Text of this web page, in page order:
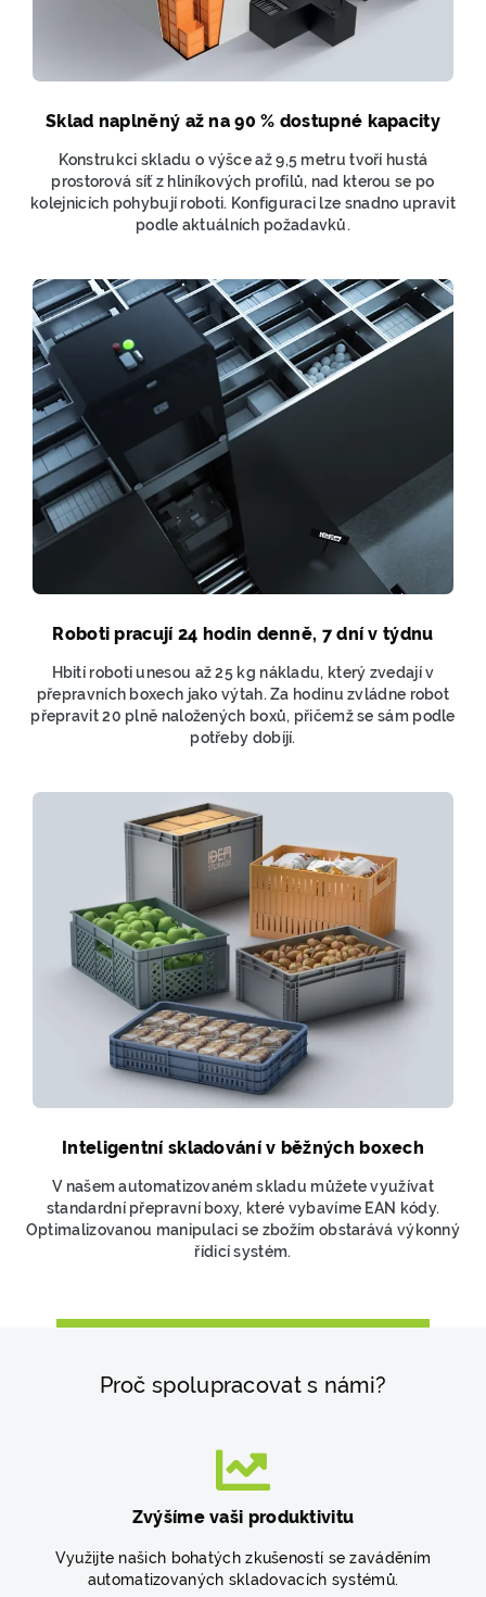
Sklad naplněný až na 90 % dostupné kapacity
Konstrukci skladu o výšce až 9,5 metru tvoří hustá
prostorová síť z hliníkových profilů, nad kterou se po
kolejnicích pohybují roboti. Konfiguraci lze snadno upravit
podle aktuálních požadavků.
Roboti pracují 24 hodin denně, 7 dní v týdnu
Hbití roboti unesou až 25 kg nákladu, který zvedají v
přepravních boxech jako výtah. Za hodinu zvládne robot
přepravit 20 plně naložených boxů, přičemž se sám podle
potřeby dobíjí.
Inteligentní skladování v běžných boxech
V našem automatizovaném skladu můžete využívat
standardní přepravní boxy, které vybavíme EAN kódy.
Optimalizovanou manipulaci se zbožím obstarává výkonný
řídicí systém.
Proč spolupracovat s námi?
Zvýšíme vaši produktivitu
Využijte našich bohatých zkušeností se zaváděním
automatizovaných skladovacích systémů.